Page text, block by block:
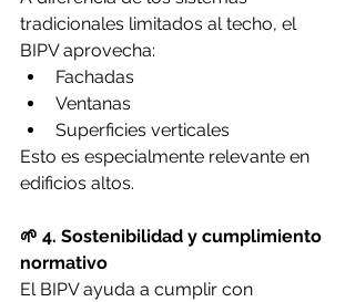
tradicionales limitados al techo, el
BIPV aprovecha:
Fachadas
Ventanas
Superficies verticales
Esto es especialmente relevante en
edificios altos.
🌱 4. Sostenibilidad y cumplimiento
normativo
El BIPV ayuda a cumplir con